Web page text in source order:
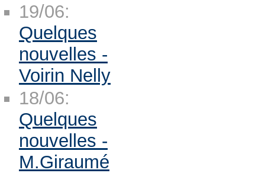
19/06:
Quelques
nouvelles -
Voirin Nelly
18/06:
Quelques
nouvelles -
M.Giraumé